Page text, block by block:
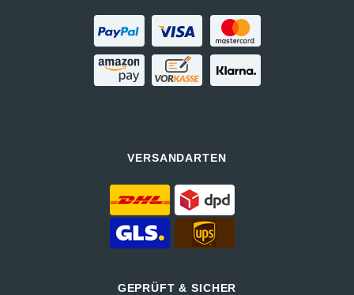
VERSANDARTEN
GEPRÜFT & SICHER